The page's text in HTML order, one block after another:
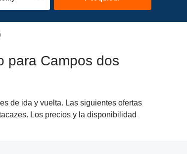
para Campos dos
de ida y vuelta. Las siguientes ofertas
Los precios y la disponibilidad